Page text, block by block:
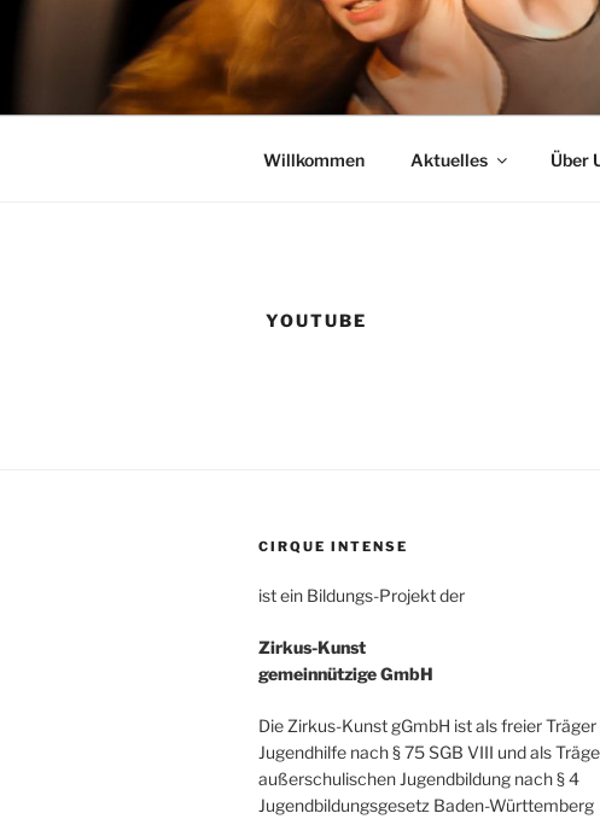
Preparatory und Orientierungsjahr
Willkommen Aktuelles Über
YOUTUBE
CIRQUE INTENSE
ist ein Bildungs-Projekt der
Zirkus-Kunst
gemeinnützige GmbH
Die Zirkus-Kunst gGmbH ist als freier Träger
Jugendhilfe nach § 75 SGB VIII und als
außerschulischen Jugendbildung nach § 4
Jugendbildungsgesetz Baden-Württemberg